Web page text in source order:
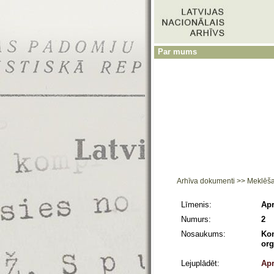
Par mums
Arhīva dokumenti >>
Līmenis:
Numurs:
2
Nosaukums:
Lejuplādēt: